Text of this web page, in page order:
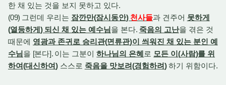
한 채 있는 것을 보지 못하고 있다.
(09) 그런데 우리는 잠깐만(잠시동안) 천사들과 견주어 못하게
(열등하게) 되신 채 있는 예수님을 본다. 죽음의 고난을 겪은 것
때문에 영광과 존귀로 승리관(면류관)이 씌워진 채 있는 분인 예
수님을 [본다]. 이는 그분이하나님의 은혜 로 모든 이(사람)를 위
하여(대신하여)스스로 죽음을 맛보려(경험하려)하기 위함이다.